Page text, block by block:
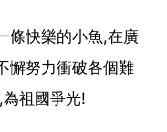
條快樂的小魚,在廣
懈努力衝破各個難
祖國爭光!